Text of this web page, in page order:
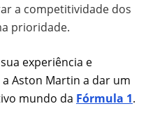
a competitividade dos
prioridade.
experiência e
Aston Martin a dar um
mundo da Fórmula 1.